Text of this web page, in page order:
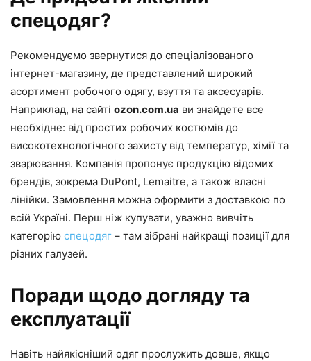
спецодяг?
Рекомендуємо звернутися до спеціалізованого
інтернет-магазину, де представлений широкий
асортимент робочого одягу, взуття та аксесуарів.
Наприклад, на сайті ozon.com.ua ви знайдете все
необхідне: від простих робочих костюмів до
високотехнологічного захисту від температур, хімії та
зварювання. Компанія пропонує продукцію відомих
брендів, зокрема DuPont, Lemaitre, а також власні
лінійки. Замовлення можна оформити з доставкою по
всій Україні. Перш ніж купувати, уважно вивчіть
категорію спецодяг – там зібрані найкращі позиції для
різних галузей.
Поради щодо догляду та
експлуатації
Навіть найякісніший одяг прослужить довше, якщо